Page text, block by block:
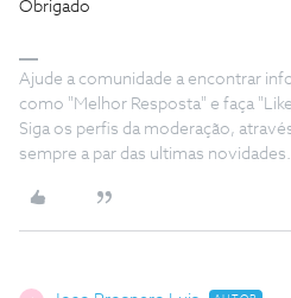
Obrigado
Ajude a comunidade a encontrar
como "Melhor Resposta" e faça
Siga os perfis da moderação,
sempre a par das ultimas novidades.